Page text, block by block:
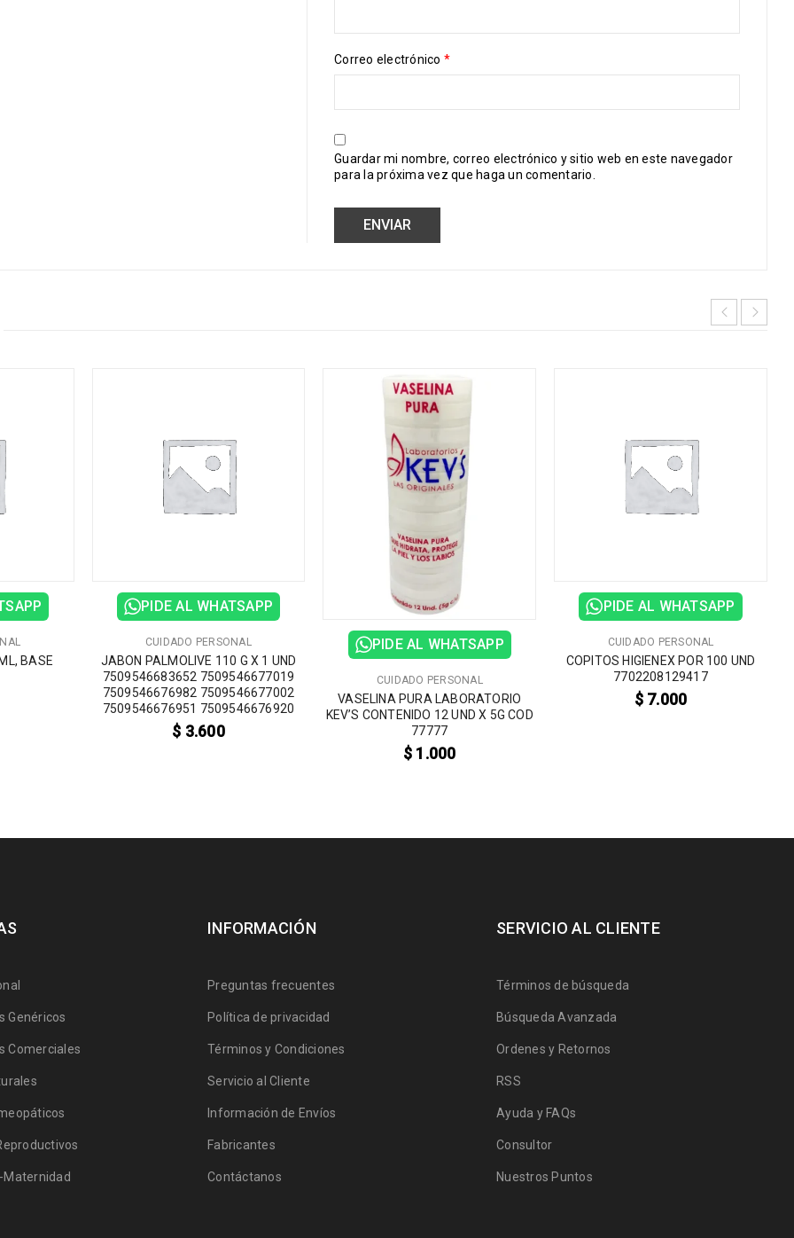
Correo electrónico *
Guardar mi nombre, correo electrónico y sitio web en este navegador
para la próxima vez que haga un comentario.
BASE
PIDE AL WHATSAPP
CUIDADO PERSONAL
JABON PALMOLIVE 110 G X 1 UND
7509546683652 7509546677019
7509546676982 7509546677002
7509546676951 7509546676920
$ 3.600
PIDE AL WHATSAPP
CUIDADO PERSONAL
VASELINA PURA LABORATORIO
KEV’S CONTENIDO 12 UND X 5G COD
77777
$ 1.000
PIDE AL WHATSAPP
CUIDADO PERSONAL
COPITOS HIGIENEX POR 100 UND
7702208129417
$7.000
Genéricos
Comerciales
Maternidad
INFORMACIÓN
Preguntas frecuentes
Política de privacidad
Términos y Condiciones
Servicio al Cliente
Información de Envíos
Fabricantes
Contáctanos
SERVICIO AL CLIENTE
Términos de búsqueda
Búsqueda Avanzada
Ordenes y Retornos
RSS
Ayuda y FAQs
Consultor
Nuestros Puntos